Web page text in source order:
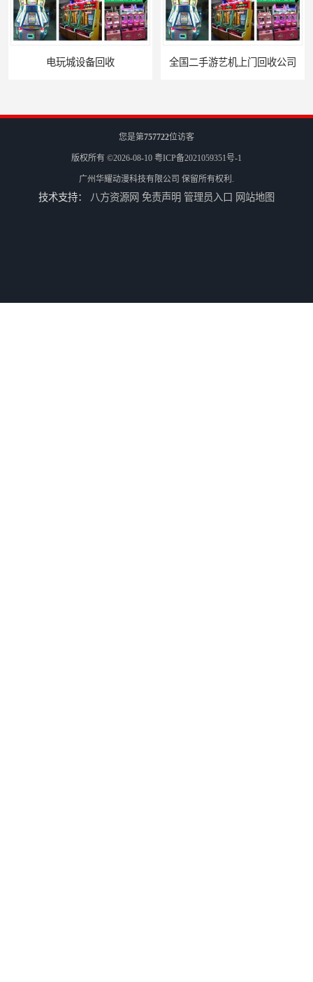
全国二手游艺机上门回收公司 电玩城整场回收
您是第757722位访客
版权所有 ©2026-08-10 粤ICP备2021059351号-1
广州华耀动漫科技有限公司 保留所有权利.
技术支持： 八方资源网 免责声明 管理员入口 网站地图